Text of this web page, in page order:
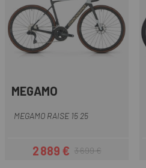
MEGAMO
MEGAMO RAISE 15 25
Prix
2 889 €Prix habituel
3 699 €